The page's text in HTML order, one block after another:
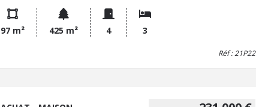
jardin. Joli jardin paysager de 425 m².
97 m² 425 m² 4 3
Réf : 21P22